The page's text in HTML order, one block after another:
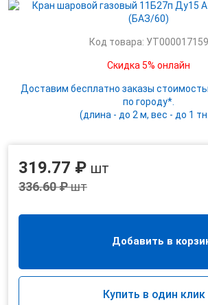
Код товара: УТ000017159
Скидка 5% онлайн
Доставим бесплатно заказы
по городу*.
(длина - до 2 м, вес - до 1
319.77 ₽ шт
336.60 ₽шт
Добавить в
Купить в один клик